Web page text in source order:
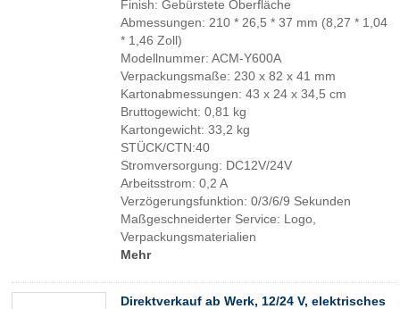
Finish: Gebürstete Oberfläche
Abmessungen: 210 * 26,5 * 37 mm (8,27 * 1,04
* 1,46 Zoll)
Modellnummer: ACM-Y600A
Verpackungsmaße: 230 x 82 x 41 mm
Kartonabmessungen: 43 x 24 x 34,5 cm
Bruttogewicht: 0,81 kg
Kartongewicht: 33,2 kg
STÜCK/CTN:40
Stromversorgung: DC12V/24V
Arbeitsstrom: 0,2 A
Verzögerungsfunktion: 0/3/6/9 Sekunden
Maßgeschneiderter Service: Logo,
Verpackungsmaterialien
Mehr
Direktverkauf ab Werk, 12/24 V, elektrisches